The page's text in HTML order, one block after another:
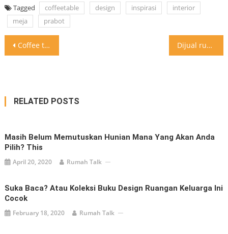
Tagged coffeetable design inspirasi
interior
meja
prabot
Post
Coffee table design meja samping yang simple unik dan elagan Dijual rumah, jalan Sei Padang tembusan Dr Mansyur Medan .
RELATED POSTS
Masih Belum Memutuskan Hunian Mana Yang Akan Anda
Pilih? This
April 20, 2020 Rumah Talk
Suka Baca? Atau Koleksi Buku Design Ruangan Keluarga Ini
Cocok
February 18, 2020 Rumah Talk